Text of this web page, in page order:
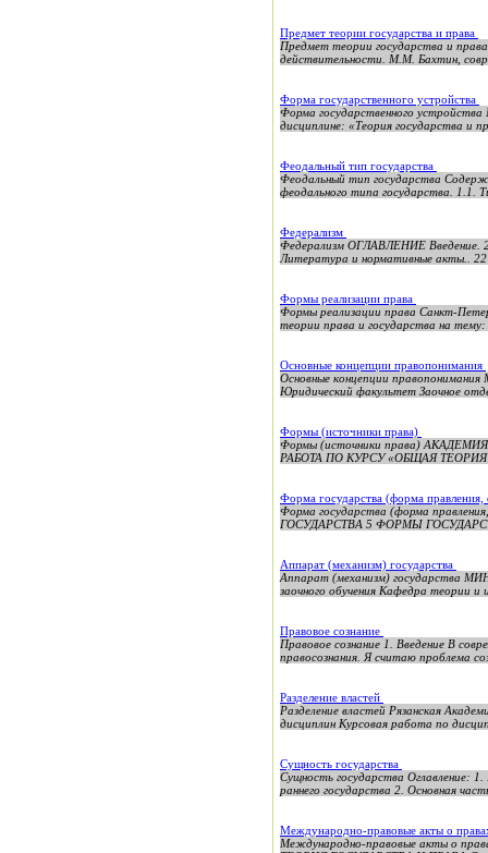
Предмет теории государства и права
Предмет теории государства и
действительности. М.М. Бахтин,
Форма государственного устройства
Форма государственного
дисциплине: «Теория государства и
Феодальный тип государства
Феодальный тип государства
феодального типа
Федерализм
Федерализм ОГЛАВЛЕНИЕ Введение. 2
Литература и нормативные акты..
Формы реализации права
Формы реализации права Санкт-
теории права и государства на
Основные концепции правопонимания
Основные концепции
Юридический факультет Заочное
Формы (источники права)
Формы (источники права)
РАБОТА ПО КУРСУ «ОБЩАЯ
Форма государства (форма
Форма государства (форма
ГОСУДАРСТВА 5 ФОРМЫ
Аппарат (механизм) государства
Аппарат (механизм)
заочного обучения Кафедра теории
Правовое сознание
Правовое сознание 1. Введение В
правосознания. Я считаю проблема
Разделение властей
Разделение властей Рязанская
дисциплин Курсовая работа по
Сущность государства
Сущность государства Оглавление:
раннего государства 2. Основная
Международно-правовые акты о
Международно-правовые акты о